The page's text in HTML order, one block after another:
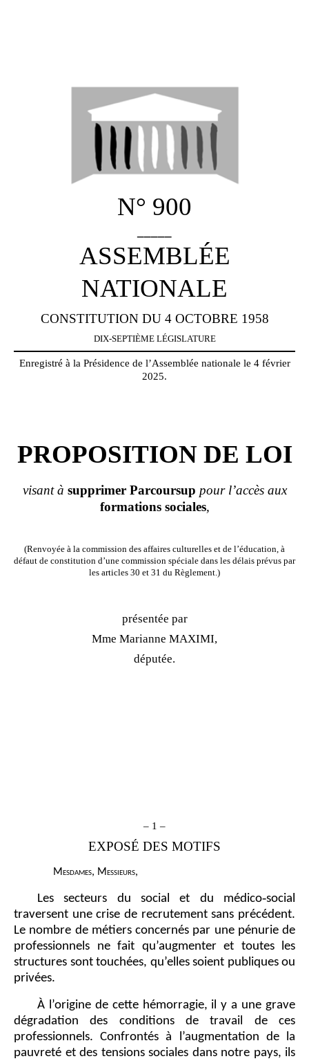
N° 900
ASSEMBLÉE
NATIONALE
CONSTITUTION DU 4 OCTOBRE 1958
DIX-SEPTIÈME LÉGISLATURE
Enregistré à la Présidence de l’Assemblée nationale le 4 février
2025.
PROPOSITION DE LOI
visant à supprimer Parcoursup pour l’accès aux
formations sociales,
(Renvoyée à la commission des affaires culturelles et de l’éducation, à
défaut de constitution d’une commission spéciale dans les délais prévus par
les articles 30 et 31 du Règlement.)
présentée par
Mme Marianne MAXIMI,
députée.
– 1 –
EXPOSÉ DES MOTIFS
Mesdames, Messieurs,
Les secteurs du social et du médico‑social
traversent une crise de recrutement sans précédent.
Le nombre de métiers concernés par une pénurie de
professionnels ne fait qu’augmenter et toutes les
structures sont touchées, qu’elles soient publiques ou
privées.
À l’origine de cette hémorragie, il y a une grave
dégradation des conditions de travail de ces
professionnels. Confrontés à l’augmentation de la
pauvreté et des tensions sociales dans notre pays, ils